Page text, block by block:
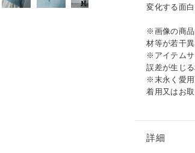
変化する面白
※画像の商品
材等が若干
※アイテムサ
誤差が生じ
※末永く愛用
着用又はお取
詳細